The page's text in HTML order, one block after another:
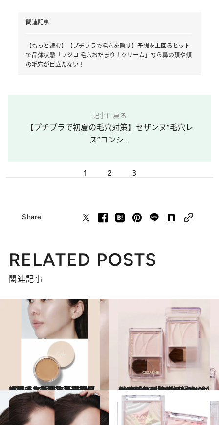
関連記事
【もっと読む】【プチプラで毛穴を隠す】予想を上回るヒット
で品薄状態「フジコ 毛穴おだまり！クリーム」なら鼻の頭や頬
の毛穴が目立たない！
記事に戻る
【プチプラで初夏の毛穴対策】セザンヌ“毛穴レ
ス”コンシ...
1 2 3
Share
RELATED POSTS
関連記事
2026.5.19
【もっと読む】【プチプラで毛穴を隠す】予想を上回るヒットで品薄状態「フジコ 毛穴おだまり！クリーム」なら鼻の頭や頬の毛穴が目立たない！
ビューティ＆ヘルス 2026.5.14
【セザンヌ“ババアの粉”新作】「あれ？ もしかしてピンクの方が好きかも…!?」SNSで大いにバズったあのプチプラパウダーの新色を検証！
ビューティ＆ヘルス